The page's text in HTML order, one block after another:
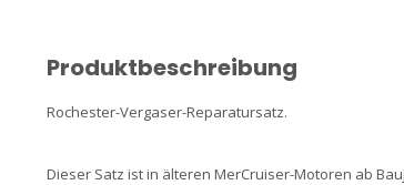
Produktbeschreibung
Rochester-Vergaser-Reparatursatz.
Dieser Satz ist in älteren MerCruiser-Motoren ab